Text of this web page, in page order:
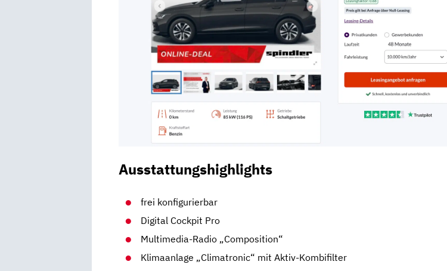
Ausstattungshighlights
frei konfigurierbar
Digital Cockpit Pro
Multimedia-Radio „Composition“
Klimaanlage „Climatronic“ mit Aktiv-Kombifilter